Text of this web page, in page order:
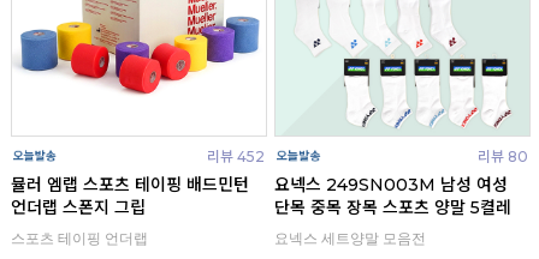
리뷰 452
뮬러 엠랩 스포츠 테이핑 배드민턴
언더랩 스폰지 그립
스포츠 테이핑 언더랩
리뷰 80
요넥스 249SN003M 남성 여성
단목 중목 장목 스포츠 양말 5켤레
요넥스 세트양말 모음전